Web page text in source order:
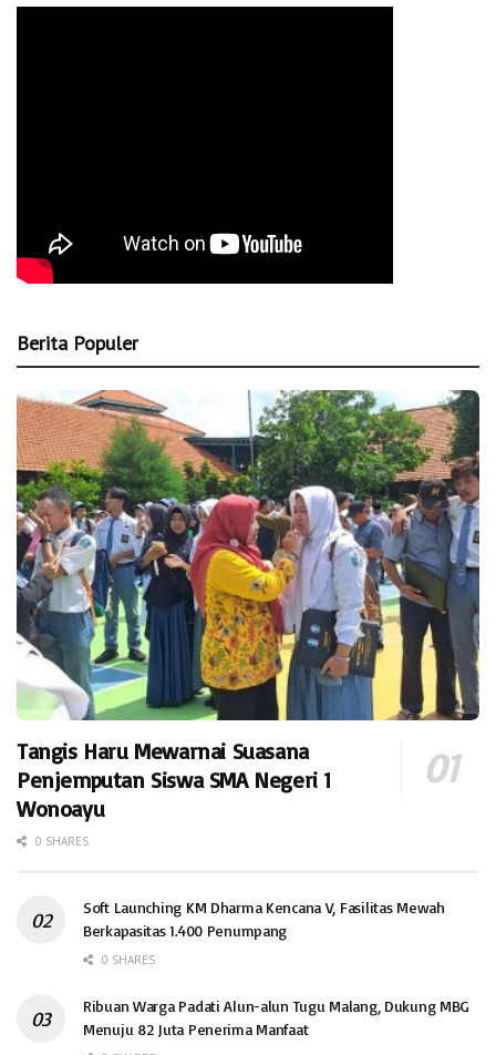
Berita Populer
Tangis Haru Mewarnai Suasana
Penjemputan Siswa SMA Negeri 1
Wonoayu
0 SHARES
Soft Launching KM Dharma Kencana V, Fasilitas Mewah
Berkapasitas 1.400 Penumpang
0 SHARES
Ribuan Warga Padati Alun-alun Tugu Malang, Dukung MBG
Menuju 82 Juta Penerima Manfaat